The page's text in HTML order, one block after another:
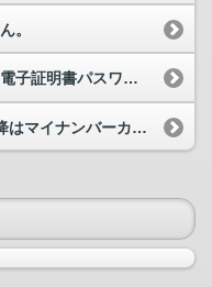
。
マイナンバーカードの利用者証明用電子証明書パスワードとは何でしょうか。マイナポータルにログイン...
一度利用者登録をしたら、2回目以降はマイナンバーカード及びICカードリーダライタを使わずにログ...